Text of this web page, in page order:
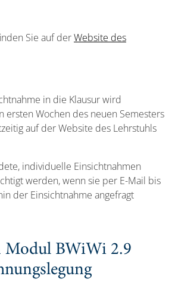
Sie auf derWebsite des
in die Klausur wird
ersten Wochen des neuen Semesters
auf der Website des Lehrstuhls
individuelle Einsichtnahmen
werden, wenn sie per E-Mail bis
der Einsichtnahme angefragt
Modul BWiWi 2.9